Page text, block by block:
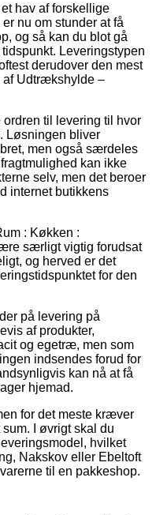
hav af forskellige
nu om stunder at få
og så kan du blot gå
Leveringstypen
derudover den mest
af Udtrækshylde –
til levering til hvor
Løsningen bliver
men også særdeles
kan ikke
selv, men det beroer
internet butikkens
: Køkken :
særligt vigtig forudsat
og herved er det
for den
på levering på
af produkter,
og egetræ, men som
indsendes forud for
kan nå at få
hjemad.
for det meste kræver
I øvrigt skal du
hvilket
Nakskov eller Ebeltoft
til en pakkeshop.